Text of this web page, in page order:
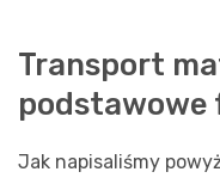
Transport
Jak napisaliśmy